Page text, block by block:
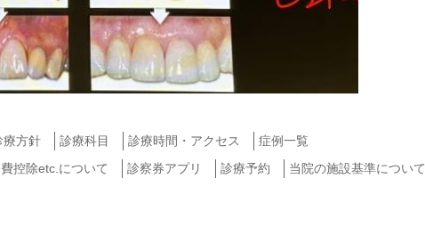
療方針 診療科目 診療時間・アクセス
症例一覧
控除etc.について
診察券アプリ 診療予約 当院の施設基準について